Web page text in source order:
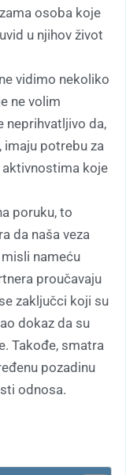
osoba koje
u njihov život
vidimo nekoliko
ne volim
neprihvatljivo da,
imaju potrebu za
koje
poruku, to
da naša veza
misli nameću
proučavaju
zaključci koji su
dokaz da su
Takođe, smatra
pozadinu
odnosa.